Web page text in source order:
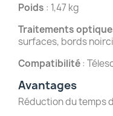
Poids : 1,47 kg
Traitements
surfaces, bords
Compatibilité:
Avantages
Réduction du temps